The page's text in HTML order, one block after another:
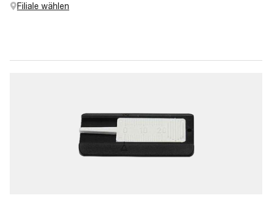
Filiale wählen